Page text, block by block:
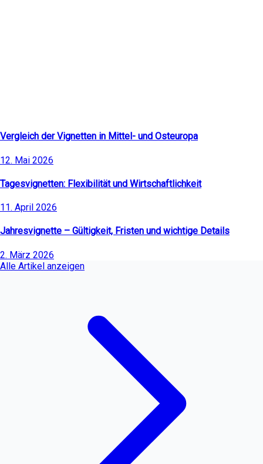
Vergleich der Vignetten in Mittel- und Osteuropa
12. Mai 2026
Tagesvignetten: Flexibilität und Wirtschaftlichkeit
11. April 2026
Jahresvignette – Gültigkeit, Fristen und wichtige Details
2. März 2026
Alle Artikel anzeigen